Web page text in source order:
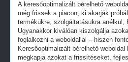
A keresőoptimalizált bérelhető
még frissek a piacon, ki akarják
termékükre, szolgáltatásukra anélkül,
Ugyanakkor kiválóan kiszolgálja
foglalkozni a weboldallal – hiszen
Keresőoptimalizált bérelhető
megkapja azokat a frissítéseket,